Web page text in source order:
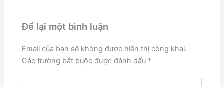
Để lại một bình luận
Email của bạn sẽ không được hiển thị công khai.
Các trường bắt buộc được đánh dấu *